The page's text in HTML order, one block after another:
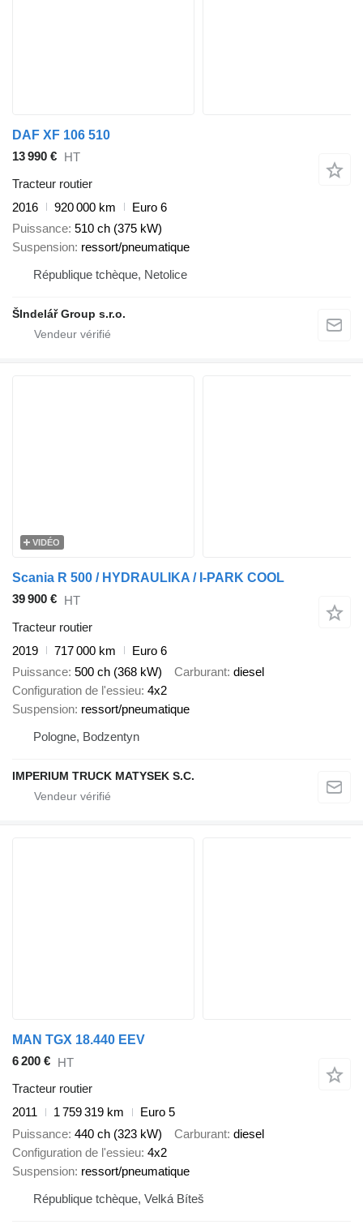
DAF XF 106 510
13 990 € HT
Tracteur routier
2016
920 000 km
Euro 6
Puissance 510 ch (375 kW)
Suspension ressort/pneumatique
République tchèque, Netolice
ŠIndelář Group s.r.o.
VIDÉO
Scania R 500 / HYDRAULIKA / I-PARK COOL
39 900 € HT
Tracteur routier
2019
717 000 km
Euro 6
Puissance 500 ch (368 kW) Carburant diesel
Configuration de l'essieu 4x2
Suspension ressort/pneumatique
Pologne, Bodzentyn
IMPERIUM TRUCK MATYSEK S.C.
MAN TGX 18.440 EEV
6 200 € HT
Tracteur routier
2011
1 759 319 km
Euro 5
Puissance 440 ch (323 kW) Carburant diesel
Configuration de l'essieu 4x2
Suspension ressort/pneumatique
République tchèque, Velká Bíteš